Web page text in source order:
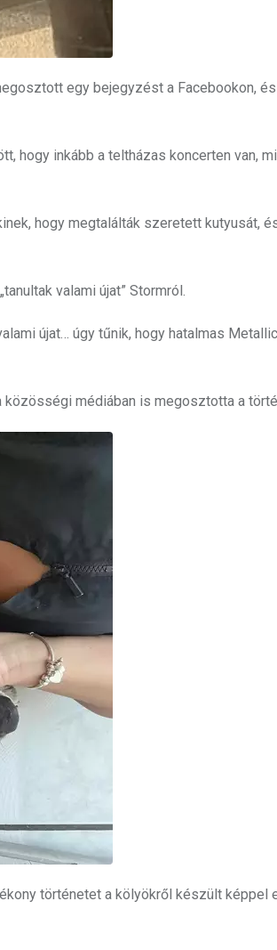
egy bejegyzést a Facebookon,
hogy inkább a teltházas koncerten van,
hogy megtalálták szeretett kutyusát,
valami újat” Stormról.
újat… úgy tűnik, hogy hatalmas
közösségi médiában is megosztotta a
történetet a kölyökről készült képpel